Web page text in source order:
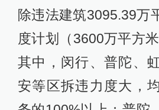
除违法建筑3095.39万
度计划（3600万平方
其中，闵行、普陀、
安等区拆违力度大，